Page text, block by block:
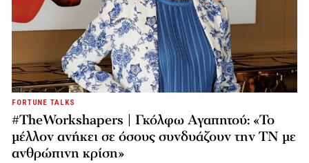
FORTUNE TALKS
#TheWorkshapers | Γκόλφω Αγαπητού: «Το
μέλλον ανήκει σε όσους συνδυάζουν την ΤΝ με
ανθρώπινη κρίση»